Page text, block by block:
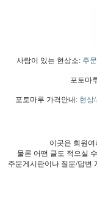
사람이 있는 현상소: 주
포토마
포토마루 가격안내: 현상
이곳은 회원
물론 어떤 글도 적으실
주문게시판이나 질문/답변